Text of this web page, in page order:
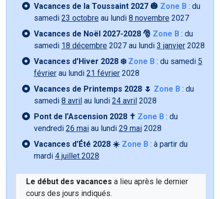
Vacances de la Toussaint 2027 🎃 Zone B : du
samedi 23 octobre au lundi 8 novembre 2027
Vacances de Noël 2027-2028 🎅 Zone B : du
samedi 18 décembre 2027 au lundi 3 janvier 2028
Vacances d’Hiver 2028 ❄️ Zone B : du samedi 5
février au lundi 21 février 2028
Vacances de Printemps 2028 🌷 Zone B : du
samedi 8 avril au lundi 24 avril 2028
Pont de l’Ascension 2028 ✝️ Zone B : du
vendredi 26 mai au lundi 29 mai 2028
Vacances d’Été 2028 ☀️ Zone B : à partir du
mardi 4 juillet 2028
Le début des vacances a lieu après le dernier
cours des jours indiqués.